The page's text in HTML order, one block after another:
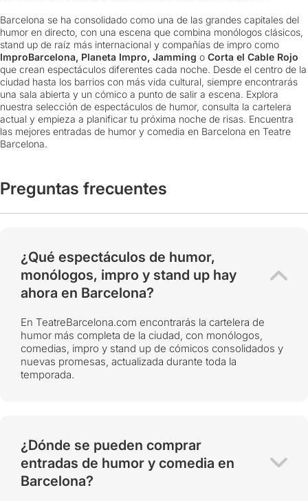
Barcelona se ha consolidado como una de las grandes capitales del
humor en directo, con una escena que combina monólogos clásicos,
stand up de raíz más internacional y compañías de impro como
ImproBarcelona, Planeta Impro, Jamming o Corta el Cable Rojo
que crean espectáculos diferentes cada noche. Desde el centro de la
ciudad hasta los barrios con más vida cultural, siempre encontrarás
una sala abierta y un cómico a punto de salir a escena. Explora
nuestra selección de espectáculos de humor, consulta la cartelera
actual y empieza a planificar tu próxima noche de risas. Encuentra
las mejores entradas de humor y comedia en Barcelona en Teatre
Barcelona.
Preguntas frecuentes
¿Qué espectáculos de humor,
monólogos, impro y stand up hay
ahora en Barcelona?
En TeatreBarcelona.com encontrarás la cartelera de
humor más completa de la ciudad, con monólogos,
comedias, impro y stand up de cómicos consolidados y
nuevas promesas, actualizada durante toda la
temporada.
¿Dónde se pueden comprar
entradas de humor y comedia en
Barcelona?